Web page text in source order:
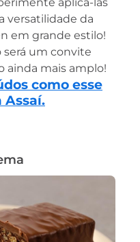
versatilidade da
em grande estilo!
será um convite
ainda mais amplo!
como esse
Assaí.